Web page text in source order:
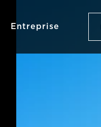
Entreprise